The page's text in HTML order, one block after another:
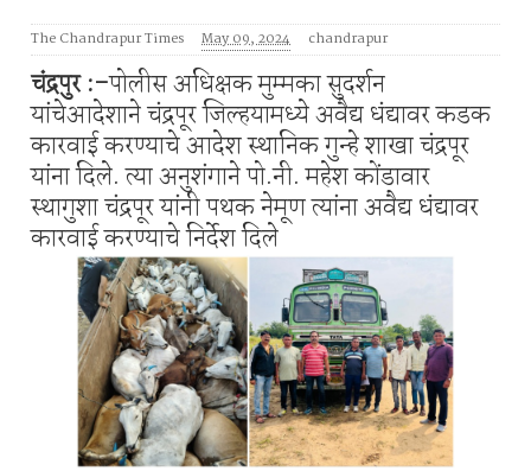
The Chandrapur Times May 09, 2024 chandrapur
चंद्रपुर :-पोलीस अधिक्षक मुम्मकासुदर्शन
यांचेआदेशाने चंद्रपूर जिल्हयामध्ये अवैद्य धंद्यावर कडक
कारवाई करण्याचे आदेश स्थानिक गुन्हे शाखा चंद्रपूर
यांना दिले. त्या अनुशंगाने पो.नी. महेश कोंडावार
स्थागुशा चंद्रपूर यांनी पथक नेमूण त्यांना अवैद्य धंद्यावर
कारवाई करण्याचे निर्देश दिले